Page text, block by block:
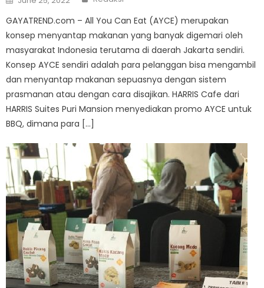
on
GAYATREND.com – All You Can Eat (AYCE) merupakan
konsep menyantap makanan yang banyak digemari oleh
masyarakat Indonesia terutama di daerah Jakarta sendiri.
Konsep AYCE sendiri adalah para pelanggan bisa mengambil
dan menyantap makanan sepuasnya dengan sistem
prasmanan atau dengan cara disajikan. HARRIS Cafe dari
HARRIS Suites Puri Mansion menyediakan promo AYCE untuk
BBQ, dimana para […]